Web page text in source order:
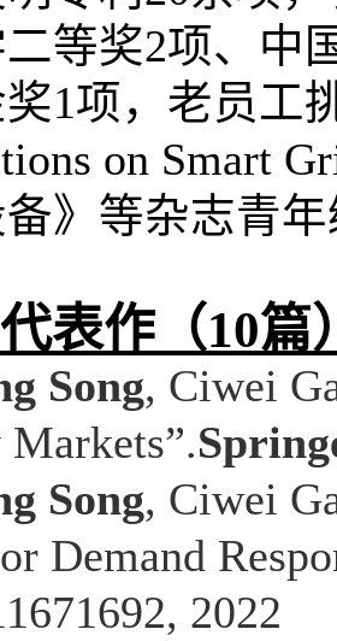
等奖2项、中
1项，老员工
on Smart
》等杂志青
表作（10篇
Song, Ciwei
Markets”.
Song, Ciwei
Demand
2022